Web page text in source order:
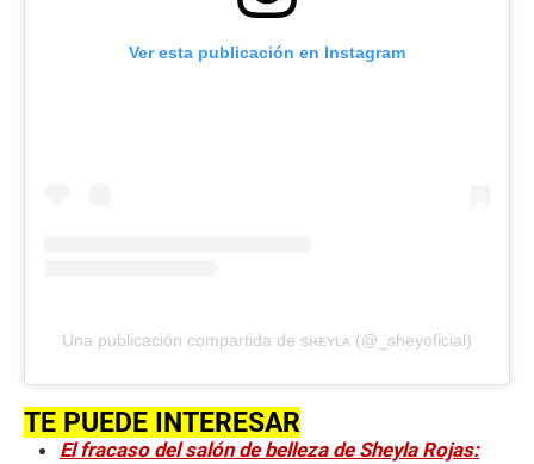
Ver esta publicación en Instagram
Una publicación compartida de sʜᴇʏʟᴀ (@_sheyoficial)
TE PUEDE INTERESAR
El fracaso del salón de belleza de Sheyla Rojas: